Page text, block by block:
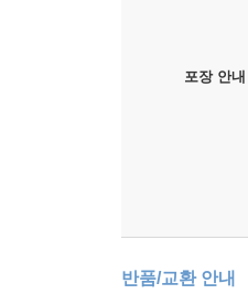
포장 안내
반품/교환 안내